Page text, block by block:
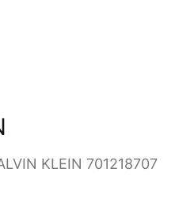
KLEIN 701218707